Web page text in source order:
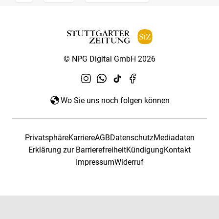
© NPG Digital GmbH 2026
Wo Sie uns noch folgen können
PrivatsphäreKarriereAGBDatenschutzMediadaten
Erklärung zur BarrierefreiheitKündigungKontakt
ImpressumWiderruf